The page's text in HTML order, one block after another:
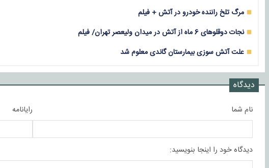
مرگ تلخ راننده خودرو در آتش + فیلم
نجات دوقلوهای 6 ماه از آتش در میدان ولیعصر تهران/ فیلم
علت آتش سوزی بیمارستان گاندی معلوم شد
دیدگاه
نام شما رایانامه
دیدگاه خود را اینجا بنویسید: